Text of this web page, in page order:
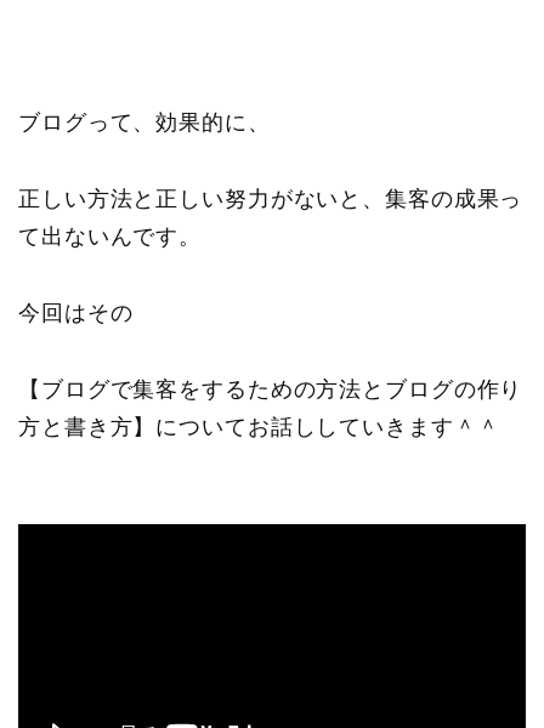
ブログって、効果的に、
正しい方法と正しい努力がないと、集客の成果っ
て出ないんです。
今回はその
【ブログで集客をするための方法とブログの作り
方と書き方】についてお話ししていきます＾＾